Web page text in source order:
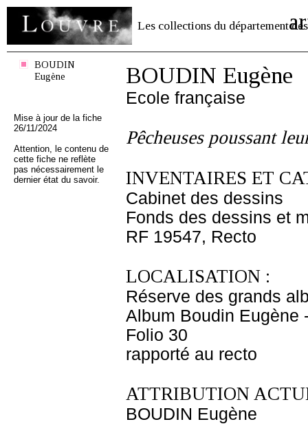
Les collections du département des
BOUDIN
Eugène
Mise à jour de la fiche
26/11/2024
Attention, le contenu de
cette fiche ne reflète
pas nécessairement le
dernier état du savoir.
BOUDIN Eugène
Ecole française
Pêcheuses poussant
INVENTAIRES ET
Cabinet des dessins
Fonds des dessins et
RF 19547, Recto
LOCALISATION :
Réserve des grands
Album Boudin Eugène
Folio 30
rapporté au recto
ATTRIBUTION
BOUDIN Eugène